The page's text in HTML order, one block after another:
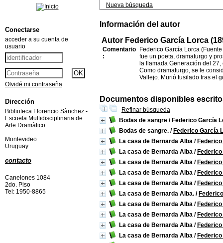
Nueva búsqueda
Información del autor
Autor Federico García Lorca
Comentario
:
Federico García Lorca
fue un poeta, dramaturgo y
la llamada Generación del
Como dramaturgo, se le
Vallejo. Murió fusilado tras el
Documentos disponibles
Refinar búsqueda
Bodas de sangre / Federico García
Bodas de sangre. / Federico García
La casa de Bernarda Alba /
La casa de Bernarda Alba /
La casa de Bernarda Alba /
La casa de Bernarda Alba /
La casa de Bernarda Alba /
La casa de Bernarda Alba. /
La casa de Bernarda Alba /
La casa de Bernarda Alba /
La casa de Bernarda Alba /
La casa de Bernarda Alba /
Conectarse
acceder a su cuenta de
usuario
Olvidé mi contraseña
Dirección
Biblioteca Florencio Sànchez -
Escuela Multidisciplinaria de
Arte Dramàtico
Montevideo
Uruguay
contacto
Canelones 1084
2do. Piso
Tel: 1950-8865